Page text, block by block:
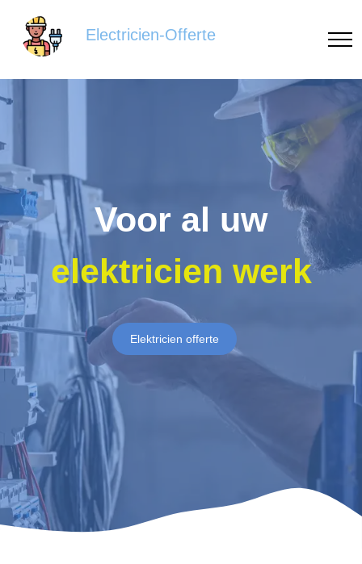
Electricien-Offerte
Voor al uw
elektricien werk
Elektricien offerte